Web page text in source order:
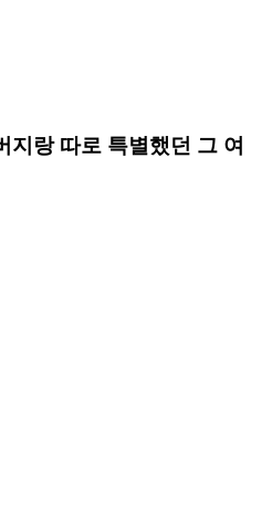
지랑 따로 특별했던 그 여